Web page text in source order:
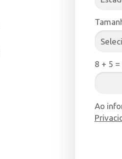
8 + 5 =
Ao